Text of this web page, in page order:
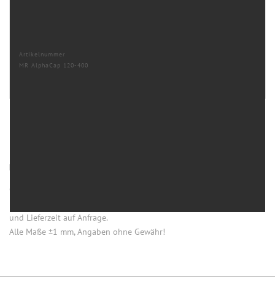
Artikelnummer
MR AlphaCap 120-400
HINWEISE
und Lieferzeit auf Anfrage.
Alle Maße ±1 mm, Angaben ohne Gewähr!